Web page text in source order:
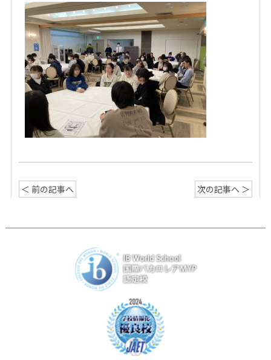
＜ 前の記事へ 次の記事へ ＞